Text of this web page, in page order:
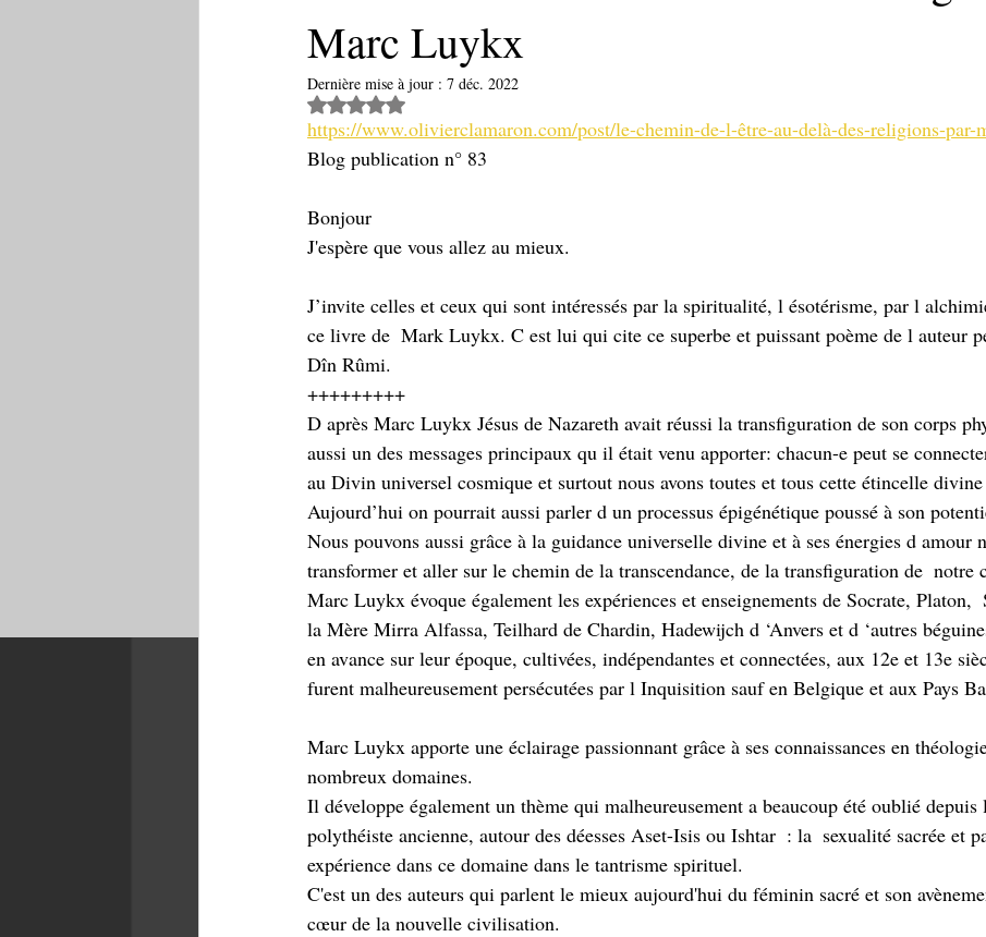
Marc Luykx
Dernière mise à jour : 7 déc. 2022
Noté NaN étoiles sur 5.
https://www.olivierclamaron.com/post/le-chemin-de-l-être-au-delà-des-religions-par-
Blog publication n° 83
Bonjour
J'espère que vous allez au mieux.
J’invite celles et ceux qui sont intéressés par la spiritualité, l ésotérisme, par l
ce livre de  Mark Luykx. C est lui qui cite ce superbe et puissant poème de l auteur
Dîn Rûmi.
+++++++++
D après Marc Luykx Jésus de Nazareth avait réussi la transfiguration de son corps
aussi un des messages principaux qu il était venu apporter: chacun-e peut se
au Divin universel cosmique et surtout nous avons toutes et tous cette étincelle divine
Aujourd’hui on pourrait aussi parler d un processus épigénétique poussé à son
Nous pouvons aussi grâce à la guidance universelle divine et à ses énergies d amour
transformer et aller sur le chemin de la transcendance, de la transfiguration de  notre
Marc Luykx évoque également les expériences et enseignements de Socrate, Platon,
la Mère Mirra Alfassa, Teilhard de Chardin, Hadewijch d ‘Anvers et d ‘autres
en avance sur leur époque, cultivées, indépendantes et connectées, aux 12e et 13e
furent malheureusement persécutées par l Inquisition sauf en Belgique et aux Pays
Marc Luykx apporte une éclairage passionnant grâce à ses connaissances en
nombreux domaines.
Il développe également un thème qui malheureusement a beaucoup été oublié
polythéiste ancienne, autour des déesses Aset-Isis ou Ishtar  : la  sexualité sacrée et
expérience dans ce domaine dans le tantrisme spirituel.
C'est un des auteurs qui parlent le mieux aujourd'hui du féminin sacré et son
cœur de la nouvelle civilisation.